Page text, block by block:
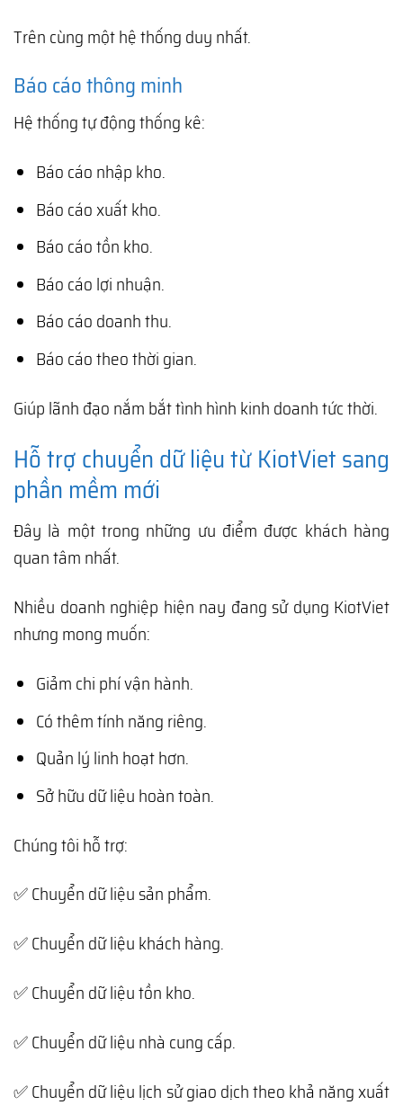
Trên cùng một hệ thống duy nhất.
Báo cáo thông minh
Hệ thống tự động thống kê:
Báo cáo nhập kho.
Báo cáo xuất kho.
Báo cáo tồn kho.
Báo cáo lợi nhuận.
Báo cáo doanh thu.
Báo cáo theo thời gian.
Giúp lãnh đạo nắm bắt tình hình kinh doanh tức thời.
Hỗ trợ chuyển dữ liệu từ KiotViet sang
phần mềm mới
Đây là một trong những ưu điểm được khách hàng
quan tâm nhất.
Nhiều doanh nghiệp hiện nay đang sử dụng KiotViet
nhưng mong muốn:
Giảm chi phí vận hành.
Có thêm tính năng riêng.
Quản lý linh hoạt hơn.
Sở hữu dữ liệu hoàn toàn.
Chúng tôi hỗ trợ:
✅ Chuyển dữ liệu sản phẩm.
✅ Chuyển dữ liệu khách hàng.
✅ Chuyển dữ liệu tồn kho.
✅ Chuyển dữ liệu nhà cung cấp.
✅ Chuyển dữ liệu lịch sử giao dịch theo khả năng xuất